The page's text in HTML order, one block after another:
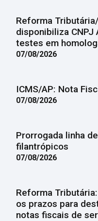
Reforma
disponibiliza CNPJ
testes em
07/08/2026
ICMS/AP: Nota
07/08/2026
Prorrogada linha
filantrópicos
07/08/2026
Reforma
os prazos para
notas fiscais de